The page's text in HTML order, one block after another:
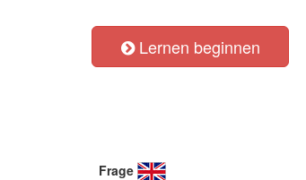
Lernen beginnen
Frage